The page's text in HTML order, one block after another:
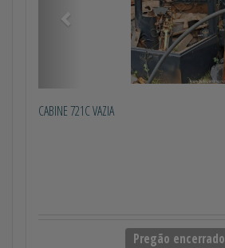
CABINE 721C VAZIA
Pregão encerrado